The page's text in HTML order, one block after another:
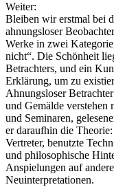
Weiter:
Bleiben wir erstmal bei
ahnungsloser
Werke in zwei
nicht“. Die Schönheit
Betrachters, und ein
Erklärung, um zu
Ahnungsloser
und Gemälde verstehen
und Seminaren,
er daraufhin die
Vertreter, benutzte
und philosophische
Anspielungen auf
Neuinterpretationen.